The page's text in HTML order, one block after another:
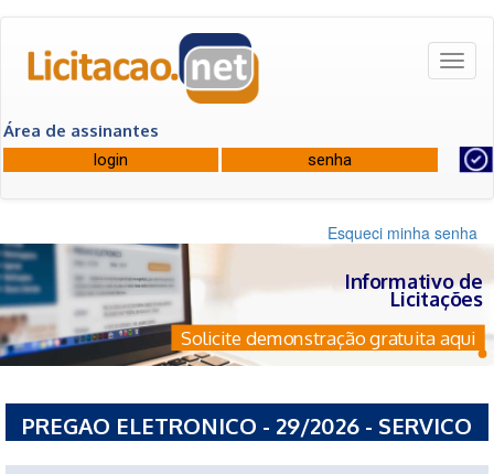
Área de assinantes
Esqueci minha senha
Informativo de
Licitações
Solicite demonstração gratuita aqui
PREGAO ELETRONICO - 29/2026 - SERVICO